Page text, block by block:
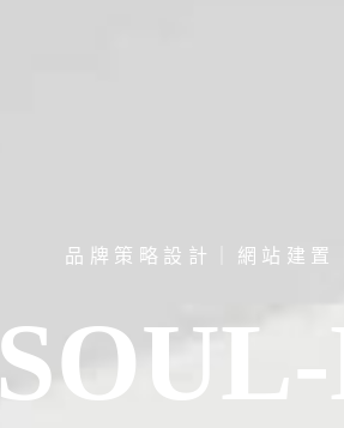
品牌策略設計｜網站建置
SOUL-